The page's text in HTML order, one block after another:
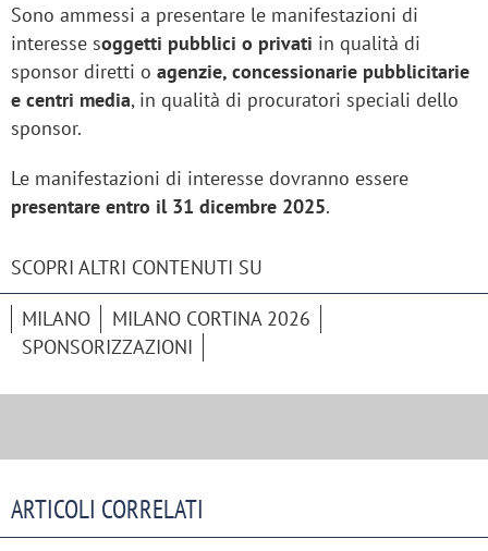
Sono ammessi a presentare le manifestazioni di
interesse soggetti pubblici o privati in qualità di
sponsor diretti o agenzie, concessionarie pubblicitarie
e centri media, in qualità di procuratori speciali dello
sponsor.
Le manifestazioni di interesse dovranno essere
presentare entro il 31 dicembre 2025.
SCOPRI ALTRI CONTENUTI SU
MILANO
MILANO CORTINA 2026
SPONSORIZZAZIONI
ARTICOLI CORRELATI